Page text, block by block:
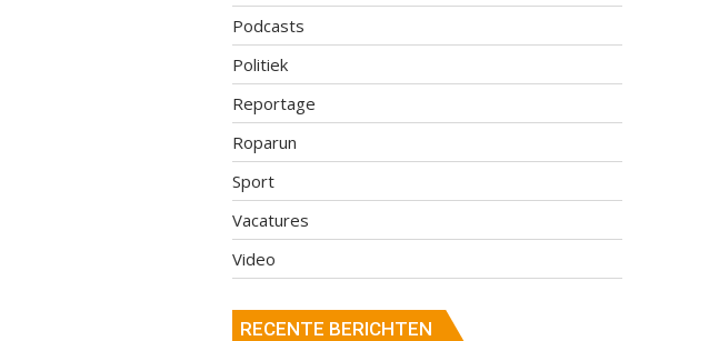
Podcasts
Politiek
Reportage
Roparun
Sport
Vacatures
Video
RECENTE BERICHTEN